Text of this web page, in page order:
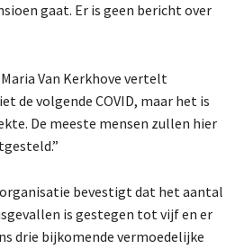
gaat. Er is geen bericht over
Van Kerkhove vertelt
de volgende COVID, maar het is
De meeste mensen zullen hier
bevestigt dat het aantal
is gestegen tot vijf en er
drie bijkomende vermoedelijke